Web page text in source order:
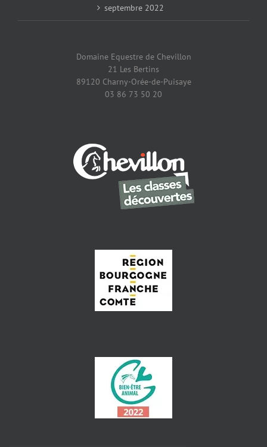
septembre 2022
Domaine Equestre de Chevillon
21 Les Bertins
89120 Charny-Orée-de-Puisaye
03 86 73 50 20